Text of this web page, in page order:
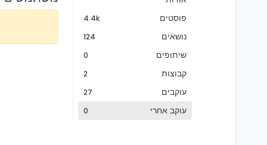
פוסטים
4.4k
נושאים 124
שיתופים 0
קבוצות 2
עוקבים 27
עוקב אחרי 0